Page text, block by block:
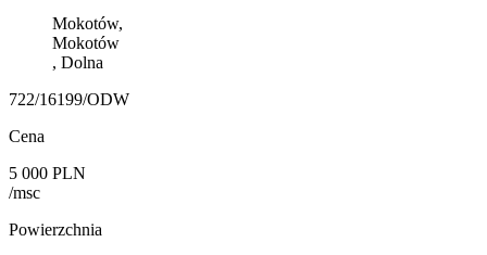
Mokotów,
Mokotów
, Dolna
722/16199/ODW
Cena
5 000 PLN
/msc
Powierzchnia